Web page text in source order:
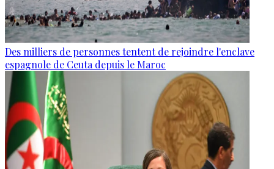
Des milliers de personnes tentent de rejoindre l'enclave
espagnole de Ceuta depuis le Maroc